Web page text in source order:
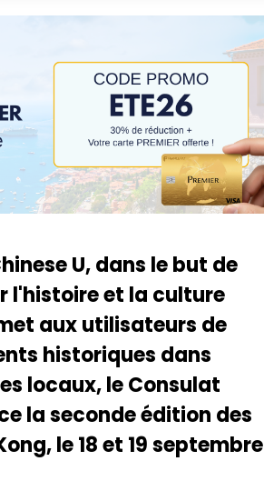
U, dans le but de
l'histoire et la culture
aux utilisateurs de
historiques dans
locaux, le Consulat
la seconde édition des
le 18 et 19 septembre